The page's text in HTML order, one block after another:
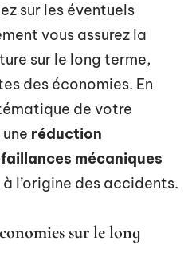
sur les éventuels
vous assurez la
sur le long terme,
des économies. En
de votre
réduction
mécaniques
l’origine des accidents.
sur le long